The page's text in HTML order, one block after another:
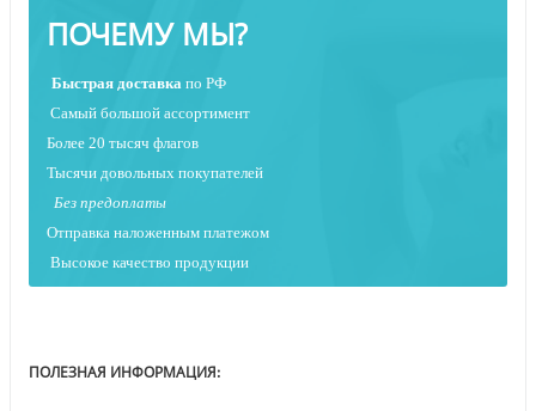
ПОЧЕМУ МЫ?
Быстрая доставка по РФ
Самый большой ассортимент
Более 20 тысяч флагов
Тысячи довольных покупателей
Без предоплаты
Отправка наложенным платежом
Высокое качество продукции
ПОЛЕЗНАЯ ИНФОРМАЦИЯ: